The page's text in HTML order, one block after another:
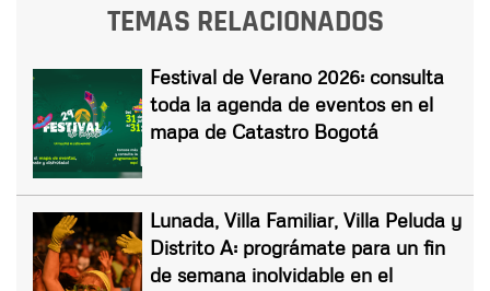
TEMAS RELACIONADOS
Festival de Verano 2026: consulta
toda la agenda de eventos en el
mapa de Catastro Bogotá
Lunada, Villa Familiar, Villa Peluda y
Distrito A: prográmate para un fin
de semana inolvidable en el